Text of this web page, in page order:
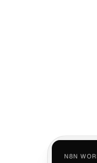
N8N